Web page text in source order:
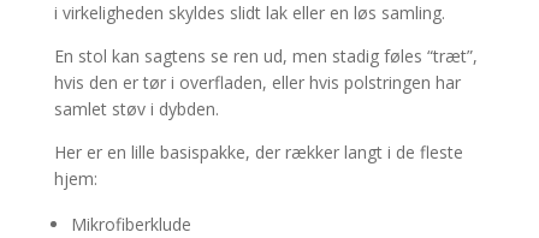
i virkeligheden skyldes slidt lak eller en løs samling.
En stol kan sagtens se ren ud, men stadig føles “træt”,
hvis den er tør i overfladen, eller hvis polstringen har
samlet støv i dybden.
Her er en lille basispakke, der rækker langt i de fleste
hjem:
Mikrofiberklude